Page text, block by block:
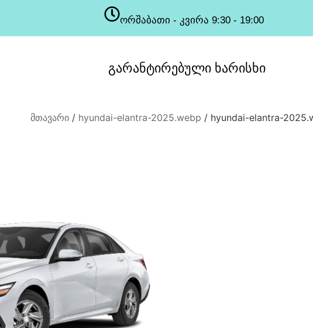
ორშაბათი - კვირა 9:30 - 19:00
გარანტირებული ხარისხი
მთავარი / hyundai-elantra-2025.webp / hyundai-elantra-